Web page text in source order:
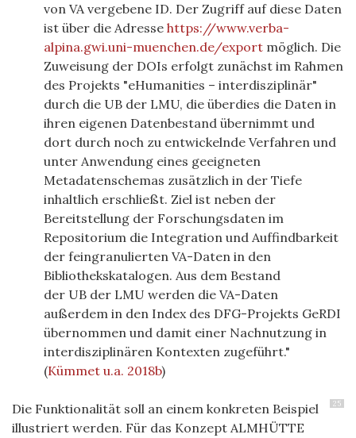
von VAvergebene ID. Der Zugriff auf diese Daten
ist über die Adresse https://www.verba-
alpina.gwi.uni-muenchen.de/export möglich. Die
Zuweisung der DOIs erfolgt zunächst im Rahmen
des Projekts "eHumanities – interdisziplinär"
durch die UB der LMU, die überdies die Daten in
ihren eigenen Datenbestand übernimmt und
dort durch noch zu entwickelnde Verfahren und
unter Anwendung eines geeigneten
Metadatenschemas zusätzlich in der Tiefe
inhaltlich erschließt. Ziel ist neben der
Bereitstellung der Forschungsdaten im
Repositorium die Integration und Auffindbarkeit
der feingranulierten VA-Daten in den
Bibliothekskatalogen. Aus dem Bestand
der UB der LMU werden die VA-Daten
außerdem in den Index des DFG-Projekts GeRDI
übernommen und damit einer Nachnutzung in
interdisziplinären Kontexten zugeführt."
(Kümmet u.a. 2018b)
25
Die Funktionalität soll an einem konkreten Beispiel
illustriert werden. Für das Konzept ALMHÜTTE